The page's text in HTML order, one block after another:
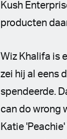
Kush
producten
Wiz Khalifa is
zei hij al eens
spendeerde.
can do wrong
Katie